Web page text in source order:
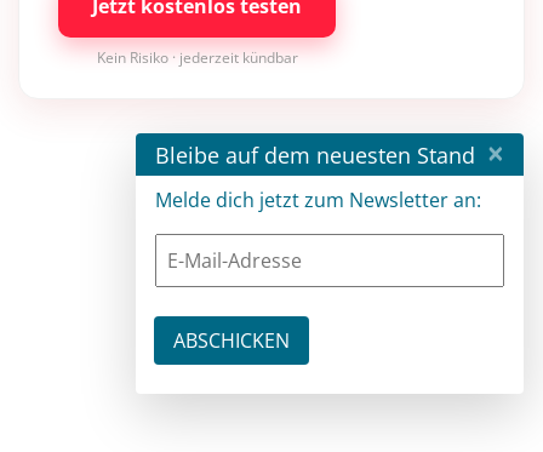
Jetzt kostenlos testen
Kein Risiko · jederzeit kündbar
Bleibe auf dem neuesten Stand ×
Melde dich jetzt zum Newsletter an: